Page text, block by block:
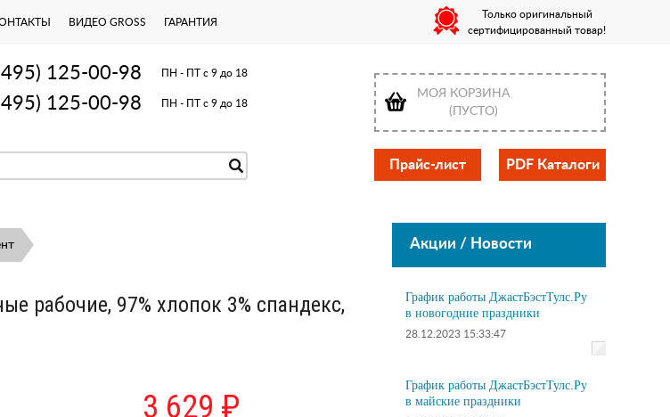
ВИДЕО GROSS ГАРАНТИЯ
Только оригинальный
сертифицированный товар!
125-00-98 ПН - ПТ с 9 до 18
125-00-98 ПН - ПТ с 9 до 18
МОЯ КОРЗИНА
(ПУСТО)
Прайс-лист PDF Каталоги
рабочие, 97% хлопок 3% спандекс,
3 629 ₽
Акции / Новости
График работы ДжастБэстТулс.Ру
в новогодние праздники
28.12.2023 15:33:47
График работы ДжастБэстТулс.Ру
в майские праздники